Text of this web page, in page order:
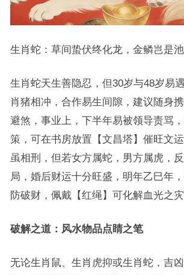
生肖蛇：草间蛰伏终化龙，金鳞岂是
生肖蛇天生善隐忍，但30岁与48岁易
肖猪相冲，合作易生间隙，建议随身携
避煞，事业上，下半年易被领导责骂
策，可在书房放置【文昌塔】催旺文
虽相刑，但若女方属蛇，男方属虎，反
局，婚后财运十分旺盛，明年乙巳年
防破财，佩戴【红绳】可化解血光之灾
破解之道：风水物品点睛之笔
无论生肖鼠、生肖虎抑或生肖蛇，吉